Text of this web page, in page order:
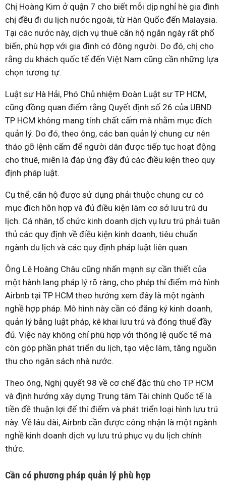
Chị Hoàng Kim ở quận 7 cho biết mỗi dịp nghỉ hè gia đình
chị đều đi du lịch nước ngoài, từ Hàn Quốc đến Malaysia.
Tại các nước này, dịch vụ thuê căn hộ ngắn ngày rất phổ
biến, phù hợp với gia đình có đông người. Do đó, chị cho
rằng du khách quốc tế đến Việt Nam cũng cần những lựa
chọn tương tự.
Luật sư Hà Hải, Phó Chủ nhiệm Đoàn Luật sư TP HCM,
cũng đồng quan điểm rằng Quyết định số 26 của UBND
TP HCM không mang tính chất cấm mà nhằm mục đích
quản lý. Do đó, theo ông, các ban quản lý chung cư nên
tháo gỡ lệnh cấm để người dân được tiếp tục hoạt động
cho thuê, miễn là đáp ứng đầy đủ các điều kiện theo quy
định pháp luật.
Cụ thể, căn hộ được sử dụng phải thuộc chung cư có
mục đích hỗn hợp và đủ điều kiện làm cơ sở lưu trú du
lịch. Cá nhân, tổ chức kinh doanh dịch vụ lưu trú phải tuân
thủ các quy định về điều kiện kinh doanh, tiêu chuẩn
ngành du lịch và các quy định pháp luật liên quan.
Ông Lê Hoàng Châu cũng nhấn mạnh sự cần thiết của
một hành lang pháp lý rõ ràng, cho phép thí điểm mô hình
Airbnb tại TP HCM theo hướng xem đây là một ngành
nghề hợp pháp. Mô hình này cần có đăng ký kinh doanh,
quản lý bằng luật pháp, kê khai lưu trú và đóng thuế đầy
đủ. Việc này không chỉ phù hợp với thông lệ quốc tế mà
còn góp phần phát triển du lịch, tạo việc làm, tăng nguồn
thu cho ngân sách nhà nước.
Theo ông, Nghị quyết 98 về cơ chế đặc thù cho TP HCM
và định hướng xây dựng Trung tâm Tài chính Quốc tế là
tiền đề thuận lợi để thí điểm và phát triển loại hình lưu trú
này. Về lâu dài, Airbnb cần được công nhận là một ngành
nghề kinh doanh dịch vụ lưu trú phục vụ du lịch chính
thức.
Cần có phương pháp quản lý phù hợp